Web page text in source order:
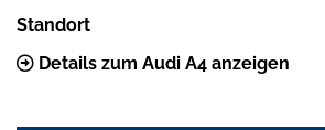
Standort
Details zum Audi A4 anzeigen